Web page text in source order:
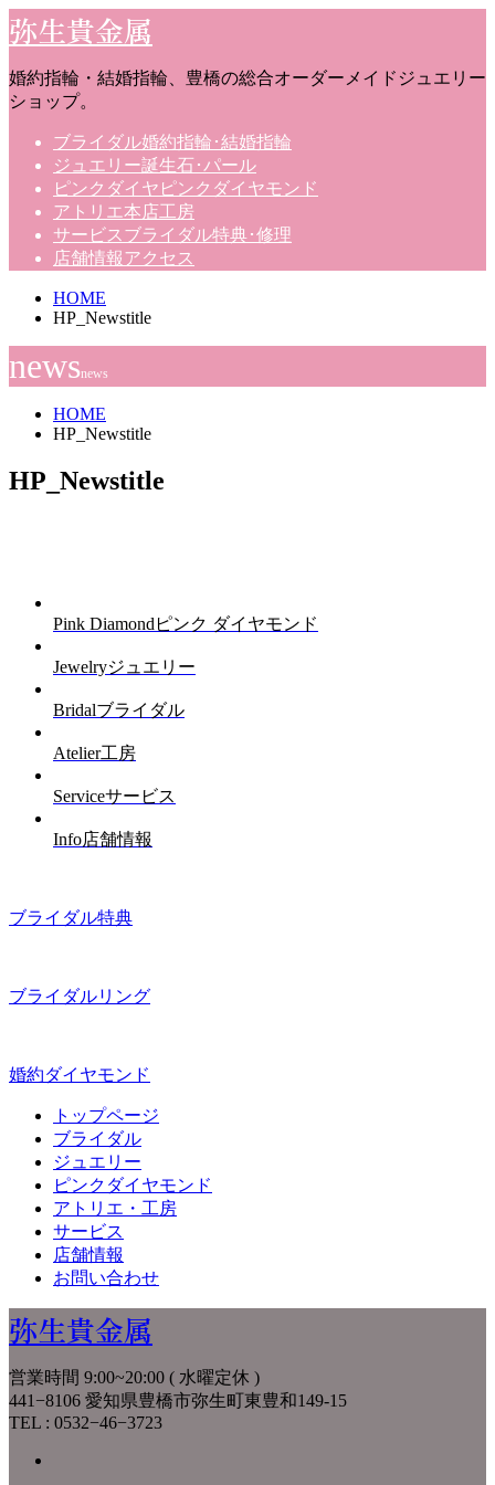
弥生貴金属
婚約指輪・結婚指輪、豊橋の総合オーダーメイドジュエリー
ショップ。
ブライダル婚約指輪･結婚指輪
ジュエリー誕生石･パール
ピンクダイヤ ピンクダイヤモンド
アトリエ本店工房
サービス ブライダル特典･修理
店舗情報アクセス
HOME
HP_Newstitle
newsnews
HOME
HP_Newstitle
HP_Newstitle
Pink Diamond ピンク ダイヤモンド
Jewelryジュエリー
Bridalブライダル
Atelier工房
Serviceサービス
Info店舗情報
ブライダル特典
ブライダルリング
婚約ダイヤモンド
トップページ
ブライダル
ジュエリー
ピンクダイヤモンド
アトリエ・工房
サービス
店舗情報
お問い合わせ
弥生貴金属
営業時間 9:00~20:00 ( 水曜定休 )
441−8106 愛知県豊橋市弥生町東豊和149-15
TEL : 0532−46−3723